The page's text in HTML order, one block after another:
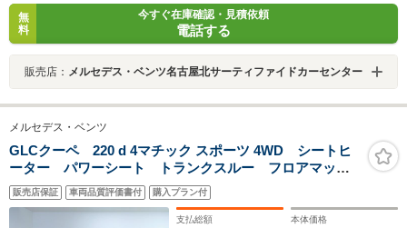
無
料
今すぐ在庫確認・見積依頼
電話する
販売店： メルセデス・ベンツ名古屋北サーティファイドカーセンター
メルセデス・ベンツ
GLCクーペ 220 d 4マチック スポーツ 4WD シートヒ
ーター パワーシート トランクスルー フロアマッ
ト コネクテッド機能 ナビ CD ミュージックサーバ
ー 音楽プレーヤー接続 Bluetooth接続 TV DVD再
生 ETC LEDヘッドライト
販売店保証 車両品質評価書付 購入プラン付
支払総額 本体価格